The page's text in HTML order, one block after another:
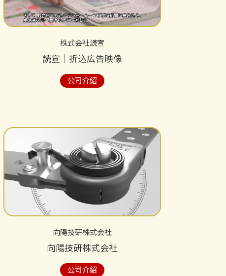
株式会社読宣
読宣│折込広告映像
公司介紹
向陽技研株式会社
向陽技研株式会社
公司介紹